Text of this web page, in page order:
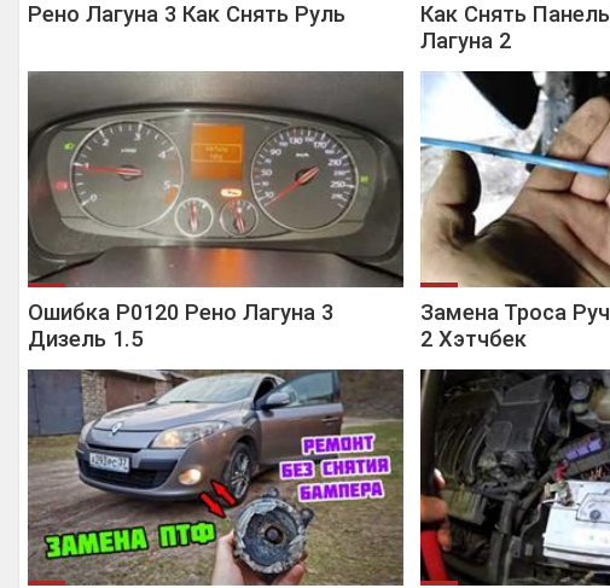
Рено Лагуна 3 Как Снять Руль
Как Снять
Лагуна 2
Ошибка Р0120 Рено Лагуна 3
Дизель 1.5
Замена Троса
2 Хэтчбек